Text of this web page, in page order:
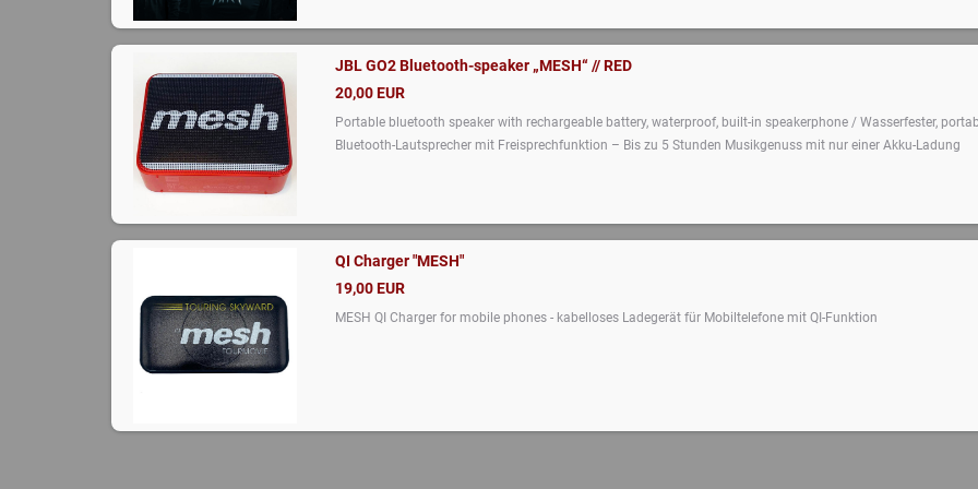
JBL GO2 Bluetooth-speaker „MESH“ // RED
20,00 EUR
Portable bluetooth speaker with rechargeable battery, waterproof, built-in speakerphone / Wasserfester,
Bluetooth-Lautsprecher mit Freisprechfunktion – Bis zu 5 Stunden Musikgenuss mit nur einer Akku-Ladung
QI Charger "MESH"
19,00 EUR
MESH QI Charger for mobile phones - kabelloses Ladegerät für Mobiltelefone mit QI-Funktion